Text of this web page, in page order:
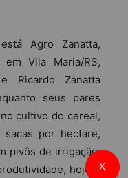
Agro Zanatta,
em Vila Maria/RS,
Ricardo Zanatta
seus pares
cultivo do cereal,
por hectare,
pivôs de irrigação.
hoje oX